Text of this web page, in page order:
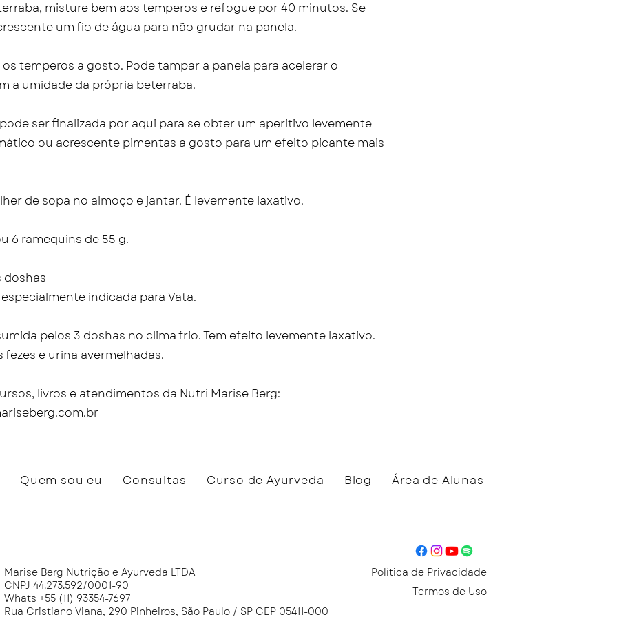
misture bem aos temperos e refogue por 40 minutos. Se
um fio de água para não grudar na panela.
os temperos a gosto. Pode tampar a panela para acelerar o
a umidade da própria beterraba.
ser finalizada por aqui para se obter um aperitivo levemente
ou acrescente pimentas a gosto para um efeito picante mais
de sopa no almoço e jantar. É levemente laxativo.
6 ramequins de 55 g.
doshas
indicada para Vata.
pelos 3 doshas no clima frio. Tem efeito levemente laxativo.
fezes e urina avermelhadas.
livros e atendimentos da Nutri Marise Berg:
Quem sou eu Consultas Curso de Ayurveda Blog Área de Alunas
Marise Berg Nutrição e Ayurveda LTDA
CNPJ 44.273.592/0001-90
Whats +55 (11) 93354-7697
Rua Cristiano Viana, 290 Pinheiros, São Paulo / SP CEP 05411-000
Política de Privacidade
Termos de Uso